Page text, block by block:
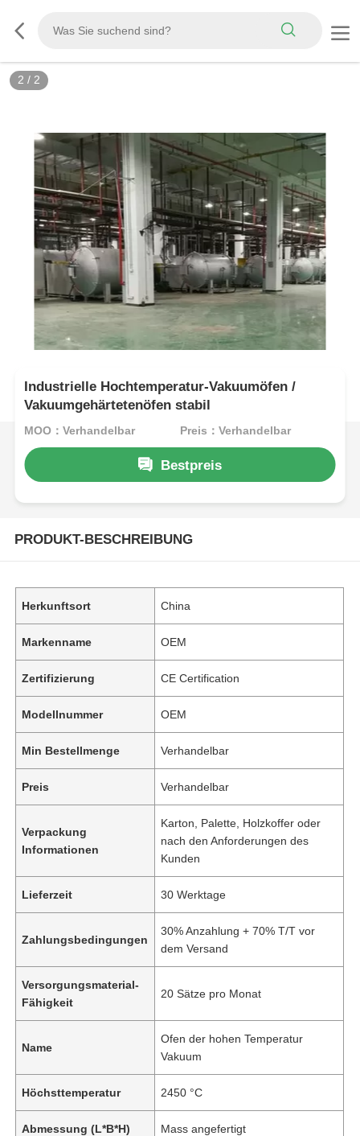
2 / 2
Industrielle Hochtemperatur-Vakuumöfen /
Vakuumgehärtetenöfen stabil
MOQ：Verhandelbar Preis：Verhandelbar
Bestpreis
PRODUKT-BESCHREIBUNG
Herkunftsort China
Markenname OEM
Zertifizierung CE Certification
Modellnummer OEM
Min Bestellmenge Verhandelbar
Preis Verhandelbar
Verpackung
Informationen
Karton, Palette, Holzkoffer oder
nach den Anforderungen des
Kunden
Lieferzeit 30 Werktage
Zahlungsbedingungen
30% Anzahlung + 70% T/T vor
dem Versand
Versorgungsmaterial-
Fähigkeit
20 Sätze pro Monat
Name
Ofen der hohen Temperatur
Vakuum
Höchsttemperatur 2450 °C
Abmessung (L*B*H) Mass angefertigt